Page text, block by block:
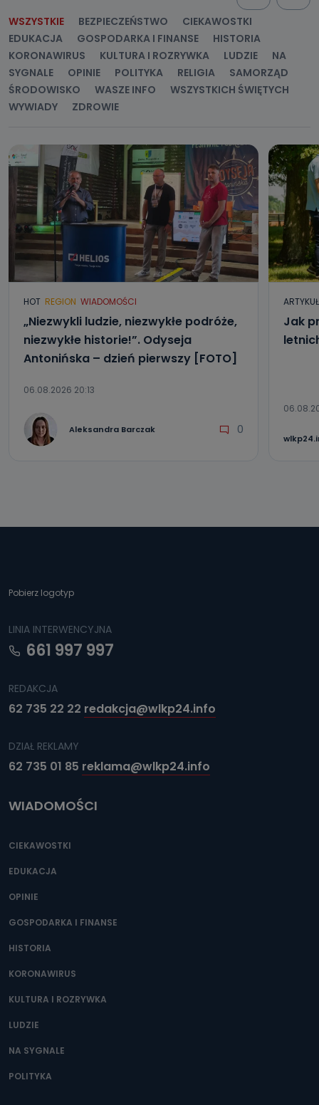
WSZYSTKIE BEZPIECZEŃSTWO
CIEKAWOSTKI
EDUKACJA
GOSPODARKA I FINANSE
HISTORIA
KORONAWIRUS
KULTURA I ROZRYWKA LUDZIE
NA
SYGNALE
OPINIE POLITYKA RELIGIA
SAMORZĄD
ŚRODOWISKO
WASZE INFO
WSZYSTKICH ŚWIĘTYCH
WYWIADY
ZDROWIE
HOT REGION WIADOMOŚCI
„Niezwykli ludzie, niezwykłe podróże,
niezwykłe historie!”. Odyseja
Antonińska – dzień pierwszy [FOTO]
06.08.2026 20:13
Aleksandra Barczak 0
Jak
Pobierz logotyp
LINIA INTERWENCYJNA
661 997 997
REDAKCJA
62 735 22 22 redakcja@wlkp24.info
DZIAŁ REKLAMY
62 735 01 85 reklama@wlkp24.info
WIADOMOŚCI
CIEKAWOSTKI
EDUKACJA
OPINIE
GOSPODARKA I FINANSE
HISTORIA
KORONAWIRUS
KULTURA I ROZRYWKA
LUDZIE
NA SYGNALE
POLITYKA